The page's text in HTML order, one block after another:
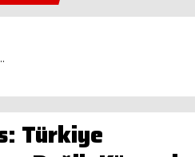
Türkiye